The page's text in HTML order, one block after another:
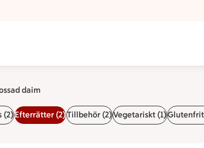
Lindsdal
daim
(2)Efterrätter (2)Tillbehör (2)Vegetariskt (1)